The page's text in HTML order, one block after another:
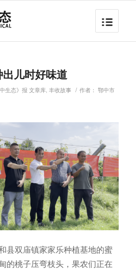
儿时好味道
中生态》报 文章库, 丰收故事 / 作者： 鄂中市
县双庙镇家家乐种植基地的蜜
的桃子压弯枝头，果农们正在